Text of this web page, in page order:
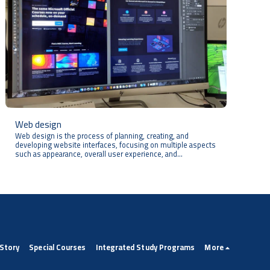
Web design
Web design is the process of planning, creating, and
developing website interfaces, focusing on multiple aspects
such as appearance, overall user experience, and
functionality of the site. Web designers aim to strike a
Special Courses Integrated Study Programs
More